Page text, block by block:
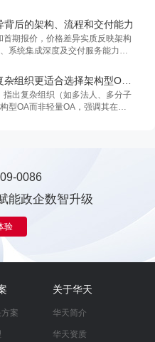
适用中小企业基础审批；定制开
组织架构、工作流承载、权限细
运维能力。
后的架构、流程和交付能力
期报价，价格差异实质反映架构
系统集成深度及交付服务能力差
属此类，具备魔方架构、高配工
。
出复杂组织（如多法人、多分子
型OA而非轻量OA，强调其在多
0086
能政企数智升级
验
案
关于华天
华天简介
华天资质